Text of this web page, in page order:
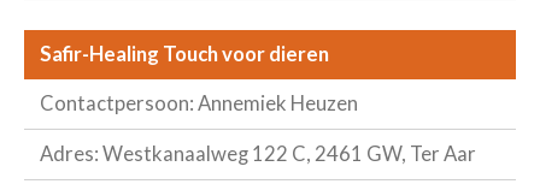
Safir-Healing Touch voor dieren
Contactpersoon: Annemiek Heuzen
Adres: Westkanaalweg 122 C, 2461 GW, Ter Aar